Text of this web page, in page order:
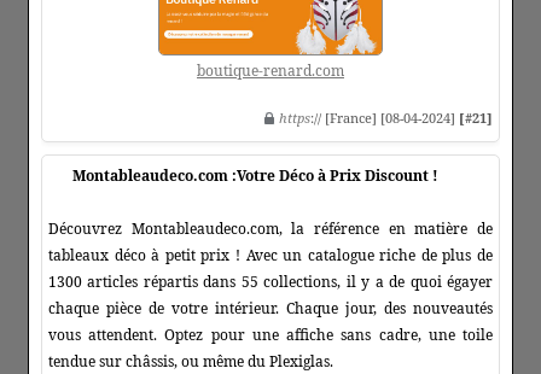
boutique-renard.com
https:// [France] [08-04-2024] [#21]
Montableaudeco.com :Votre Déco à Prix Discount !
Découvrez Montableaudeco.com, la référence en matière de
tableaux déco à petit prix ! Avec un catalogue riche de plus de
1300 articles répartis dans 55 collections, il y a de quoi égayer
chaque pièce de votre intérieur. Chaque jour, des nouveautés
vous attendent. Optez pour une affiche sans cadre, une toile
tendue sur châssis, ou même du Plexiglas.